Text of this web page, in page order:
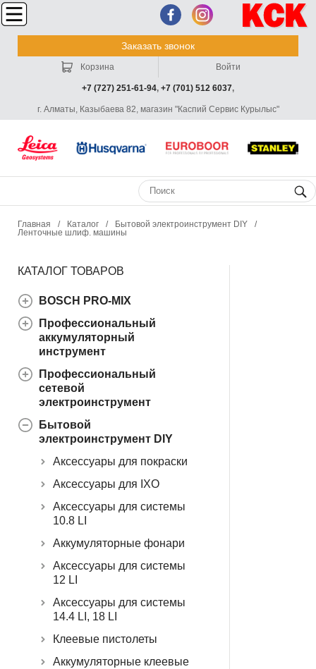
Заказать звонок
+7 (727) 251-61-94, +7 (701) 512 6037,
г. Алматы, Казыбаева 82, магазин "Каспий Сервис Курылыс"
Корзина Войти
Главная / Каталог / Бытовой электроинструмент DIY
/
Ленточные шлиф. машины
КАТАЛОГ ТОВАРОВ
BOSCH PRO-MIX
Профессиональный
аккумуляторный
инструмент
Профессиональный
сетевой
электроинструмент
Бытовой
электроинструмент DIY
Аксессуары для покраски
Аксессуары для IXO
Аксессуары для системы
10.8 LI
Аккумуляторные фонари
Аксессуары для системы
12 LI
Аксессуары для системы
14.4 LI, 18 LI
Клеевые пистолеты
Аккумуляторные клеевые